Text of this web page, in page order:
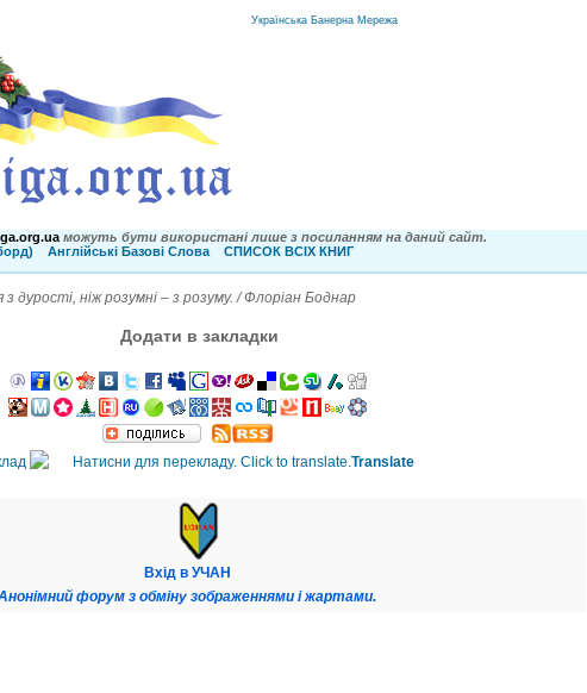
Українська Банерна Мережа
можуть бути використані лише з посиланням на даний сайт.
Англійські Базові Слова СПИСОК ВСІХ КНИГ
дурості, ніж розумні – з розуму. / Флоріан Боднар
Додати в закладки
Translate
Вхід в УЧАН
форум з обміну зображеннями і жартами.